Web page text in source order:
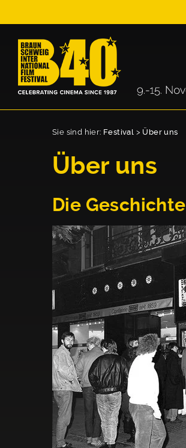
Sie sind hier: Festival > Über uns
Über uns
Die Geschichte